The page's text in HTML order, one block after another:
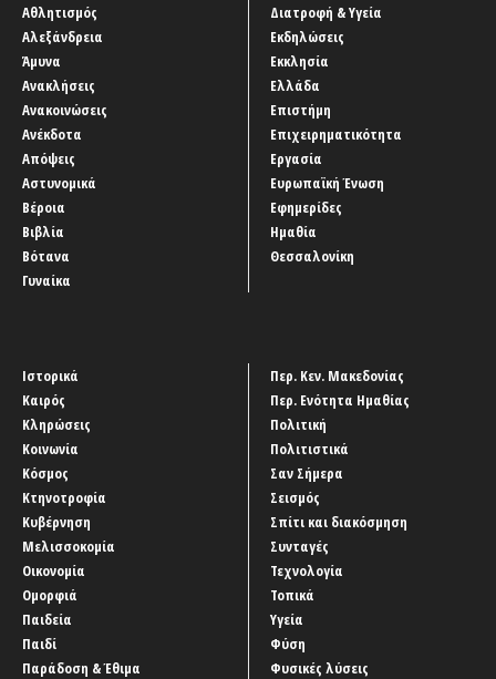
Αθλητισμός
Αλεξάνδρεια
Άμυνα
Ανακλήσεις
Ανακοινώσεις
Ανέκδοτα
Απόψεις
Αστυνομικά
Βέροια
Βιβλία
Βότανα
Γυναίκα
Διατροφή & Υγεία
Εκδηλώσεις
Εκκλησία
Ελλάδα
Επιστήμη
Επιχειρηματικότητα
Εργασία
Ευρωπαϊκή Ένωση
Εφημερίδες
Ημαθία
Θεσσαλονίκη
Ιστορικά
Καιρός
Κληρώσεις
Κοινωνία
Κόσμος
Κτηνοτροφία
Κυβέρνηση
Μελισσοκομία
Οικονομία
Ομορφιά
Παιδεία
Παιδί
Παράδοση & Έθιμα
Περ. Κεν. Μακεδονίας
Περ. Ενότητα Ημαθίας
Πολιτική
Πολιτιστικά
Σαν Σήμερα
Σεισμός
Σπίτι και διακόσμηση
Συνταγές
Τεχνολογία
Τοπικά
Υγεία
Φύση
Φυσικές λύσεις